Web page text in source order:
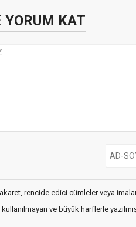
YORUM KAT
rencide edici cümleler veya
ve büyük harflerle